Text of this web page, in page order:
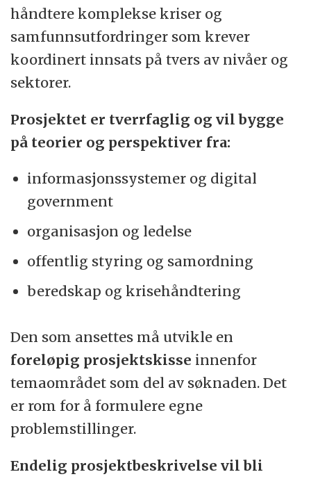
håndtere komplekse kriser og
samfunnsutfordringer som krever
koordinert innsats på tvers av nivåer og
sektorer.
Prosjektet er tverrfaglig og vil bygge
på teorier og perspektiver fra:
informasjonssystemer og digital
government
organisasjon og ledelse
offentlig styring og samordning
beredskap og krisehåndtering
Den som ansettes må utvikle en
foreløpig prosjektskisse innenfor
temaområdet som del av søknaden. Det
er rom for å formulere egne
problemstillinger.
Endelig prosjektbeskrivelse vil bli